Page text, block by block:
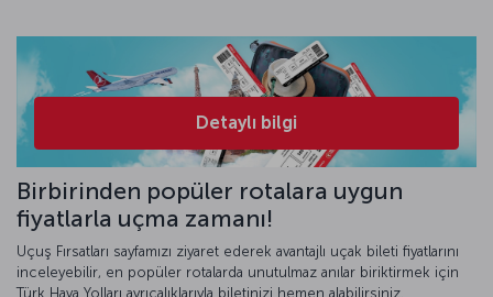
Detaylı bilgi
Birbirinden popüler rotalara uygun
fiyatlarla uçma zamanı!
Uçuş Fırsatları sayfamızı ziyaret ederek avantajlı uçak bileti fiyatlarını
inceleyebilir, en popüler rotalarda unutulmaz anılar biriktirmek için
Türk Hava Yolları ayrıcalıklarıyla biletinizi hemen alabilirsiniz.